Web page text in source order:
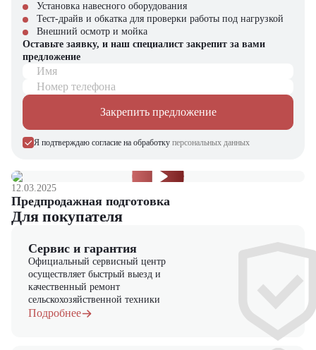
Установка навесного оборудования
Тест-драйв и обкатка для проверки работы под нагрузкой
Внешний осмотр и мойка
Оставьте заявку, и наш специалист закрепит за вами
предложение
Имя
Номер телефона
Закрепить предложение
Я подтверждаю согласие на обработку персональных данных
12.03.2025
Предпродажная подготовка
Для покупателя
Сервис и гарантия
Официальный сервисный центр
осуществляет быстрый выезд и
качественный ремонт
сельскохозяйственной техники
Подробнее